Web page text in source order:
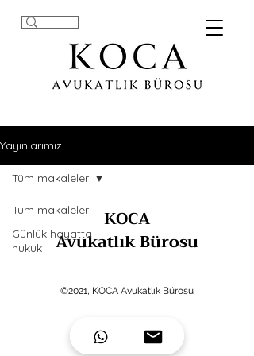
Yayınlarımız
Tüm makaleler
Günlük hayatta
hukuk
Tüm makaleler
KOCA
Avukatlık Bürosu
©2021, KOCA Avukatlık Bürosu